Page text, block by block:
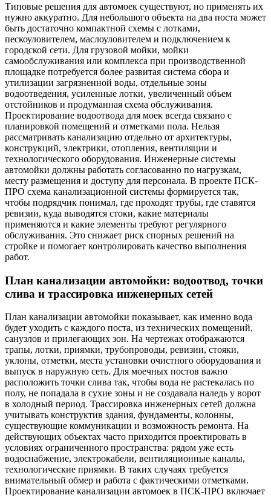
Типовые решения для автомоек существуют, но применять их
нужно аккуратно. Для небольшого объекта на два поста может
быть достаточно компактной схемы с лотками,
пескоуловителем, маслоуловителем и подключением к
городской сети. Для грузовой мойки, мойки
самообслуживания или комплекса при производственной
площадке потребуется более развитая система сбора и
утилизации загрязненной воды, отдельные зоны
водоотведения, усиленные лотки, увеличенный объем
отстойников и продуманная схема обслуживания.
Проектирование водоотвода для моек всегда связано с
планировкой помещений и отметками пола. Нельзя
рассматривать канализацию отдельно от архитектуры,
конструкций, электрики, отопления, вентиляции и
технологического оборудования. Инженерные системы
автомойки должны работать согласованно по нагрузкам,
месту размещения и доступу для персонала. В проекте ПСК-
ПРО схема канализационной системы формируется так,
чтобы подрядчик понимал, где проходят трубы, где ставятся
ревизии, куда выводятся стоки, какие материалы
применяются и какие элементы требуют регулярного
обслуживания. Это снижает риск спорных решений на
стройке и помогает контролировать качество выполнения
работ.
План канализации автомойки: водоотвод, точки
слива и трассировка инженерных сетей
План канализации автомойки показывает, как именно вода
будет уходить с каждого поста, из технических помещений,
санузлов и прилегающих зон. На чертежах отображаются
трапы, лотки, приямки, трубопроводы, ревизии, стояки,
уклоны, отметки, места установки очистного оборудования и
выпуск в наружную сеть. Для моечных постов важно
расположить точки слива так, чтобы вода не растекалась по
полу, не попадала в сухие зоны и не создавала наледь у ворот
в холодный период. Трассировка инженерных сетей должна
учитывать конструктив здания, фундаменты, колонны,
существующие коммуникации и возможность ремонта. На
действующих объектах часто приходится проектировать в
условиях ограниченного пространства: рядом уже есть
водоснабжение, электрокабели, вентиляционные каналы,
технологические приямки. В таких случаях требуется
внимательный обмер и работа с фактическими отметками.
Проектирование канализации автомоек в ПСК-ПРО включает